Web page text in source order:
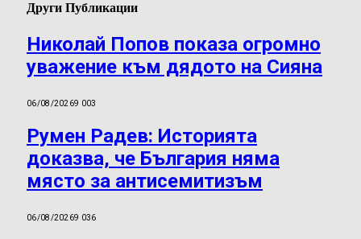
Други Публикации
Николай Попов показа огромно
уважение към дядото на Сияна
06/08/20269 003
Румен Радев: Историята
доказва, че България няма
място за антисемитизъм
06/08/20269 036